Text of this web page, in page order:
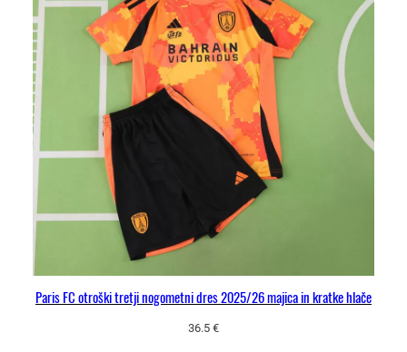
i
č
i
n
a
Paris FC otroški tretji nogometni dres 2025/26 majica in kratke hlače
36.5 €